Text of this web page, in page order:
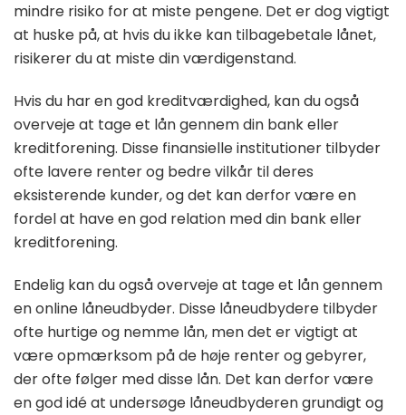
mindre risiko for at miste pengene. Det er dog vigtigt
at huske på, at hvis du ikke kan tilbagebetale lånet,
risikerer du at miste din værdigenstand.
Hvis du har en god kreditværdighed, kan du også
overveje at tage et lån gennem din bank eller
kreditforening. Disse finansielle institutioner tilbyder
ofte lavere renter og bedre vilkår til deres
eksisterende kunder, og det kan derfor være en
fordel at have en god relation med din bank eller
kreditforening.
Endelig kan du også overveje at tage et lån gennem
en online låneudbyder. Disse låneudbydere tilbyder
ofte hurtige og nemme lån, men det er vigtigt at
være opmærksom på de høje renter og gebyrer,
der ofte følger med disse lån. Det kan derfor være
en god idé at undersøge låneudbyderen grundigt og